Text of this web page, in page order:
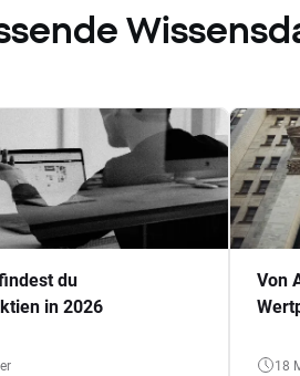
du
in 2026
Von
18